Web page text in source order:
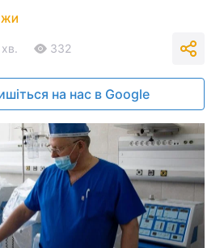
332
на нас в Google